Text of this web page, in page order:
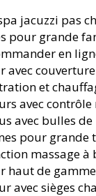
jacuzzi pas
pour grande
en
avec
et
avec
avec bulles
pour grande
massage à
haut de
avec sièges